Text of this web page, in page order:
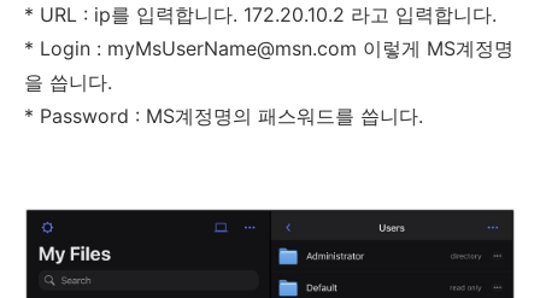
* URL : ip를 입력합니다. 172.20.10.2 라고 입력합니다.
* Login : myMsUserName@msn.com 이렇게 MS계정명
을 씁니다.
* Password : MS계정명의 패스워드를 씁니다.